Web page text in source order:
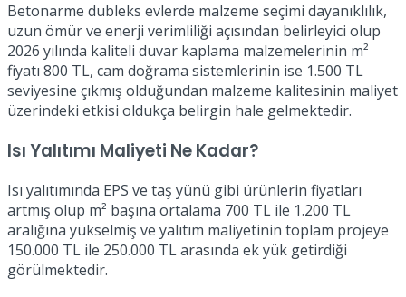
Betonarme dubleks evlerde malzeme seçimi dayanıklılık,
uzun ömür ve enerji verimliliği açısından belirleyici olup
2026 yılında kaliteli duvar kaplama malzemelerinin m²
fiyatı 800 TL, cam doğrama sistemlerinin ise 1.500 TL
seviyesine çıkmış olduğundan malzeme kalitesinin maliyet
üzerindeki etkisi oldukça belirgin hale gelmektedir.
Isı Yalıtımı Maliyeti Ne Kadar?
Isı yalıtımında EPS ve taş yünü gibi ürünlerin fiyatları
artmış olup m² başına ortalama 700 TL ile 1.200 TL
aralığına yükselmiş ve yalıtım maliyetinin toplam projeye
150.000 TL ile 250.000 TL arasında ek yük getirdiği
görülmektedir.